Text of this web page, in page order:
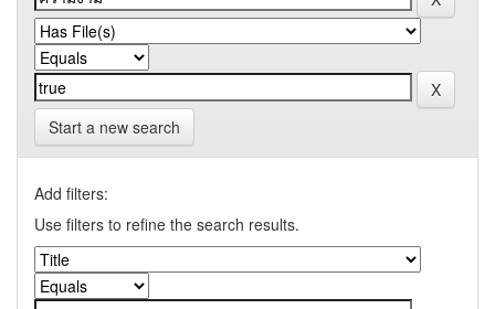
Start a new search
Add filters:
Use filters to refine the search results.